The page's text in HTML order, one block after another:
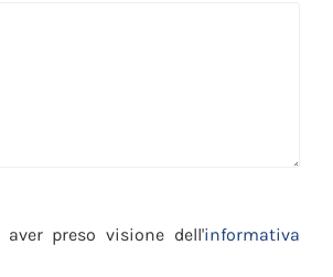
preso visione dell'informativa